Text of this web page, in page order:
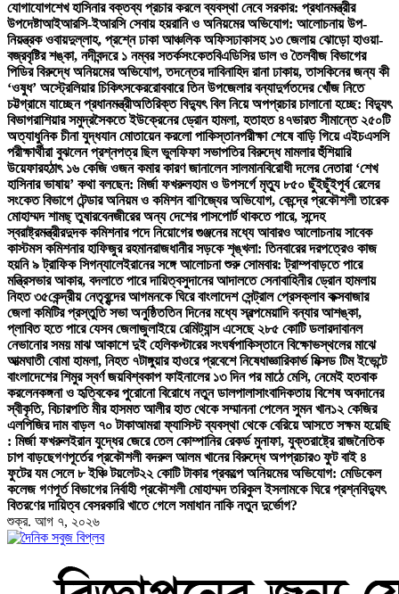
যোগাযোগশেখ হাসিনার বক্তব্য প্রচার করলে ব্যবস্থা নেবে সরকার: প্রধানমন্ত্রীর
উপদেষ্টাআইআরসি-ইআরসি সেবায় হয়রানি ও অনিয়মের অভিযোগ: আলোচনায় উপ-
নিয়ন্ত্রক ওবায়দুল্লাহ, প্রশ্নে ঢাকা আঞ্চলিক অফিসঢাকাসহ ১৩ জেলায় ঝোড়ো হাওয়া-
বজ্রবৃষ্টির শঙ্কা, নদীবন্দরে ১ নম্বর সতর্কসংকেতবিএডিসির ডাল ও তৈলবীজ বিভাগের
পিডির বিরুদ্ধে অনিয়মের অভিযোগ, তদন্তের দাবিনাহিদ রানা ঢাকায়, তাসকিনের জন্য কী
‘ওষুধ’ অস্ট্রেলিয়ার চিকিৎসকেররোববারে তিন উপজেলার বন্যাদুর্গতদের খোঁজ নিতে
চট্টগ্রামে যাচ্ছেন প্রধানমন্ত্রীঅতিরিক্ত বিদ্যুৎ বিল নিয়ে অপপ্রচার চালানো হচ্ছে: বিদ্যুৎ
বিভাগরাশিয়ার সমুদ্রসৈকতে ইউক্রেনের ড্রোন হামলা, হতাহত ৪৭ভারত সীমান্তে ২৫০টি
অত্যাধুনিক চীনা যুদ্ধযান মোতায়েন করলো পাকিস্তানপরীক্ষা শেষে বাড়ি গিয়ে এইচএসসি
পরীক্ষার্থীরা বুঝলেন প্রশ্নপত্র ছিল ভুলফিফা সভাপতির বিরুদ্ধে মামলার হুঁশিয়ারি
উয়েফারহঠাৎ ১৬ কেজি ওজন কমার কারণ জানালেন সালমানবিরোধী দলের নেতারা ‘শেখ
হাসিনার ভাষায়’ কথা বলছেন: মির্জা ফখরুলহাম ও উপসর্গে মৃত্যু ৮৫০ ছুঁইছুঁইপূর্ব রেলের
সংকেত বিভাগে টেন্ডার অনিয়ম ও কমিশন বাণিজ্যের অভিযোগ, কেন্দ্রে প্রকৌশলী তারেক
মোহাম্মদ শামছ্ তুষারবেনজীরের অন্য দেশের পাসপোর্ট থাকতে পারে, সন্দেহ
স্বরাষ্ট্রমন্ত্রীরদুদক কমিশনার পদে নিয়োগের গুঞ্জনের মধ্যে আবারও আলোচনায় সাবেক
কাস্টমস কমিশনার হাফিজুর রহমানরাজধানীর সড়কে শৃঙ্খলা: তিনবারের দরপত্রেও কাজ
হয়নি ৯ ট্রাফিক সিগন্যালেইরানের সঙ্গে আলোচনা শুরু সোমবার: ট্রাম্পবাড়তে পারে
মন্ত্রিসভার আকার, বদলাতে পারে দায়িত্বসুদানের আদালতে সেনাবাহিনীর ড্রোন হামলায়
নিহত ৩৫কেন্দ্রীয় নেতৃবৃন্দের আগমনকে ঘিরে বাংলাদেশ সেন্ট্রাল প্রেসক্লাব কক্সবাজার
জেলা কমিটির প্রস্তুতি সভা অনুষ্ঠিততিন দিনের মধ্যে স্বল্পমেয়াদি বন্যার আশঙ্কা,
প্লাবিত হতে পারে যেসব জেলাজুলাইয়ে রেমিট্যান্স এসেছে ২৮৫ কোটি ডলারদাবানল
নেভানোর সময় মাঝ আকাশে দুই হেলিকপ্টারের সংঘর্ষপাকিস্তানে বিক্ষোভস্থলের মাঝে
আত্মঘাতী বোমা হামলা, নিহত ৭টাঙ্গুয়ার হাওরে প্রবেশে নিষেধাজ্ঞারিকার্ভ মিক্সড টিম ইভেন্টে
বাংলাদেশের শিমুর স্বর্ণ জয়বিশ্বকাপ ফাইনালের ১৩ দিন পর মাঠে মেসি, নেমেই হতবাক
করলেনকঙ্গনা ও হৃত্বিকের পুরোনো বিরোধে নতুন ডালপালাসাংবাদিকতায় বিশেষ অবদানের
স্বীকৃতি, বিচারপতি মীর হাসমত আলীর হাত থেকে সম্মাননা পেলেন সুমন খান১২ কেজির
এলপিজির দাম বাড়ল ৭০ টাকাআমরা ফ্যাসিস্ট ব্যবস্থা থেকে বেরিয়ে আসতে সক্ষম হয়েছি
: মির্জা ফখরুলইরান যুদ্ধের জেরে তেল কোম্পানির রেকর্ড মুনাফা, যুক্তরাষ্ট্রে রাজনৈতিক
চাপ বাড়ছেগণপূর্তের প্রকৌশলী বদরুল আলম খানের বিরুদ্ধে অপপ্রচার৩ ফুট বাই ৪
ফুটের যম সেলে ৮ ইঞ্চি টয়লেট২২ কোটি টাকার প্রকল্পে অনিয়মের অভিযোগ: মেডিকেল
কলেজ গণপূর্ত বিভাগের নির্বাহী প্রকৌশলী মোহাম্মদ তরিকুল ইসলামকে ঘিরে প্রশ্নবিদ্যুৎ
বিতরণের দায়িত্ব বেসরকারি খাতে গেলে সমাধান নাকি নতুন দুর্ভোগ?
শুক্র. আগ ৭, ২০২৬
বাংলা নিউজ পেপার